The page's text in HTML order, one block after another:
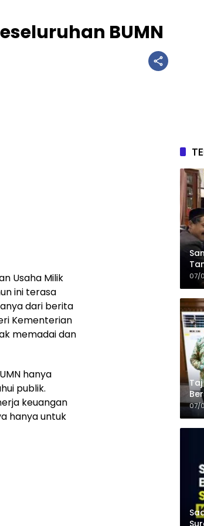
BUMN
Usaha Milik
ini terasa
dari berita
Kementerian
memadai dan
hanya
publik.
keuangan
hanya untuk
07/
07/